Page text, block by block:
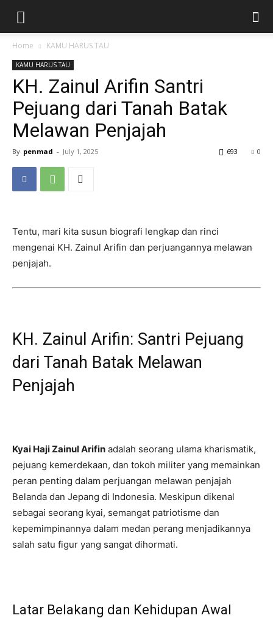
Home KAMU HARUS TAU
KAMU HARUS TAU
KH. Zainul Arifin Santri
Pejuang dari Tanah Batak
Melawan Penjajah
By penmad - July 1, 2025 0
693
Tentu, mari kita susun biografi lengkap dan rinci
mengenai KH. Zainul Arifin dan perjuangannya melawan
penjajah.
KH. Zainul Arifin: Santri Pejuang
dari Tanah Batak Melawan
Penjajah
Kyai Haji Zainul Arifin adalah seorang ulama kharismatik,
pejuang kemerdekaan, dan tokoh militer yang memainkan
peran penting dalam perjuangan melawan penjajah
Belanda dan Jepang di Indonesia. Meskipun dikenal
sebagai seorang kyai, semangat patriotisme dan
kepemimpinannya dalam medan perang menjadikannya
salah satu figur yang sangat dihormati.
Latar Belakang dan Kehidupan Awal